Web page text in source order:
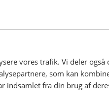
vores trafik. Vi deler også
som kan
indsamlet fra din brug af